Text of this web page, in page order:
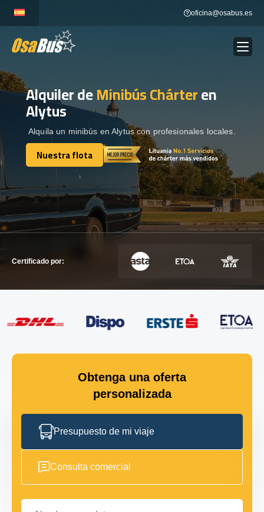
content
oficina@osabus.es
ALQUILER DE AUTOCARES Show dropdown
DESTINOS
RECORRIDAS Show dropdown
Alquiler deMinibús Chárteren
Alytus
Alquila un minibús en Alytus con profesionales locales.
Nuestra flota
Nuestra flota
Certificado por:
Obtenga una oferta
personalizada
Presupuesto de mi viaje
Consulta comercial
Nombre completo